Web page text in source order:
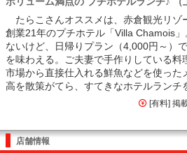
たらこさんオススメは、赤倉観光リゾ
創業21年のプチホテル「Villa Chamois
ないけど、日帰りプラン（4,000円～）
を味わえる。ご夫妻で手作りしている料
市場から直接仕入れる鮮魚などを使った
高を散策がてら、すてきなホテルランチ
[有料] 掲
店舗情報